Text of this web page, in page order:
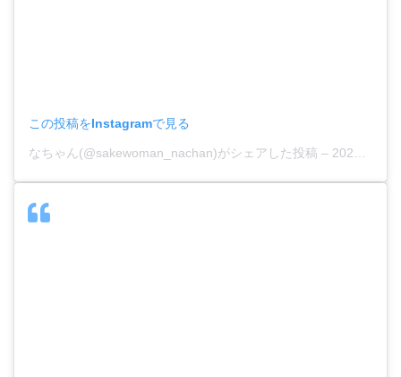
この投稿をInstagramで見る
なちゃん(@sakewoman_nachan)がシェアした投稿 – 2020年 5月月9日午後1時17分PDT